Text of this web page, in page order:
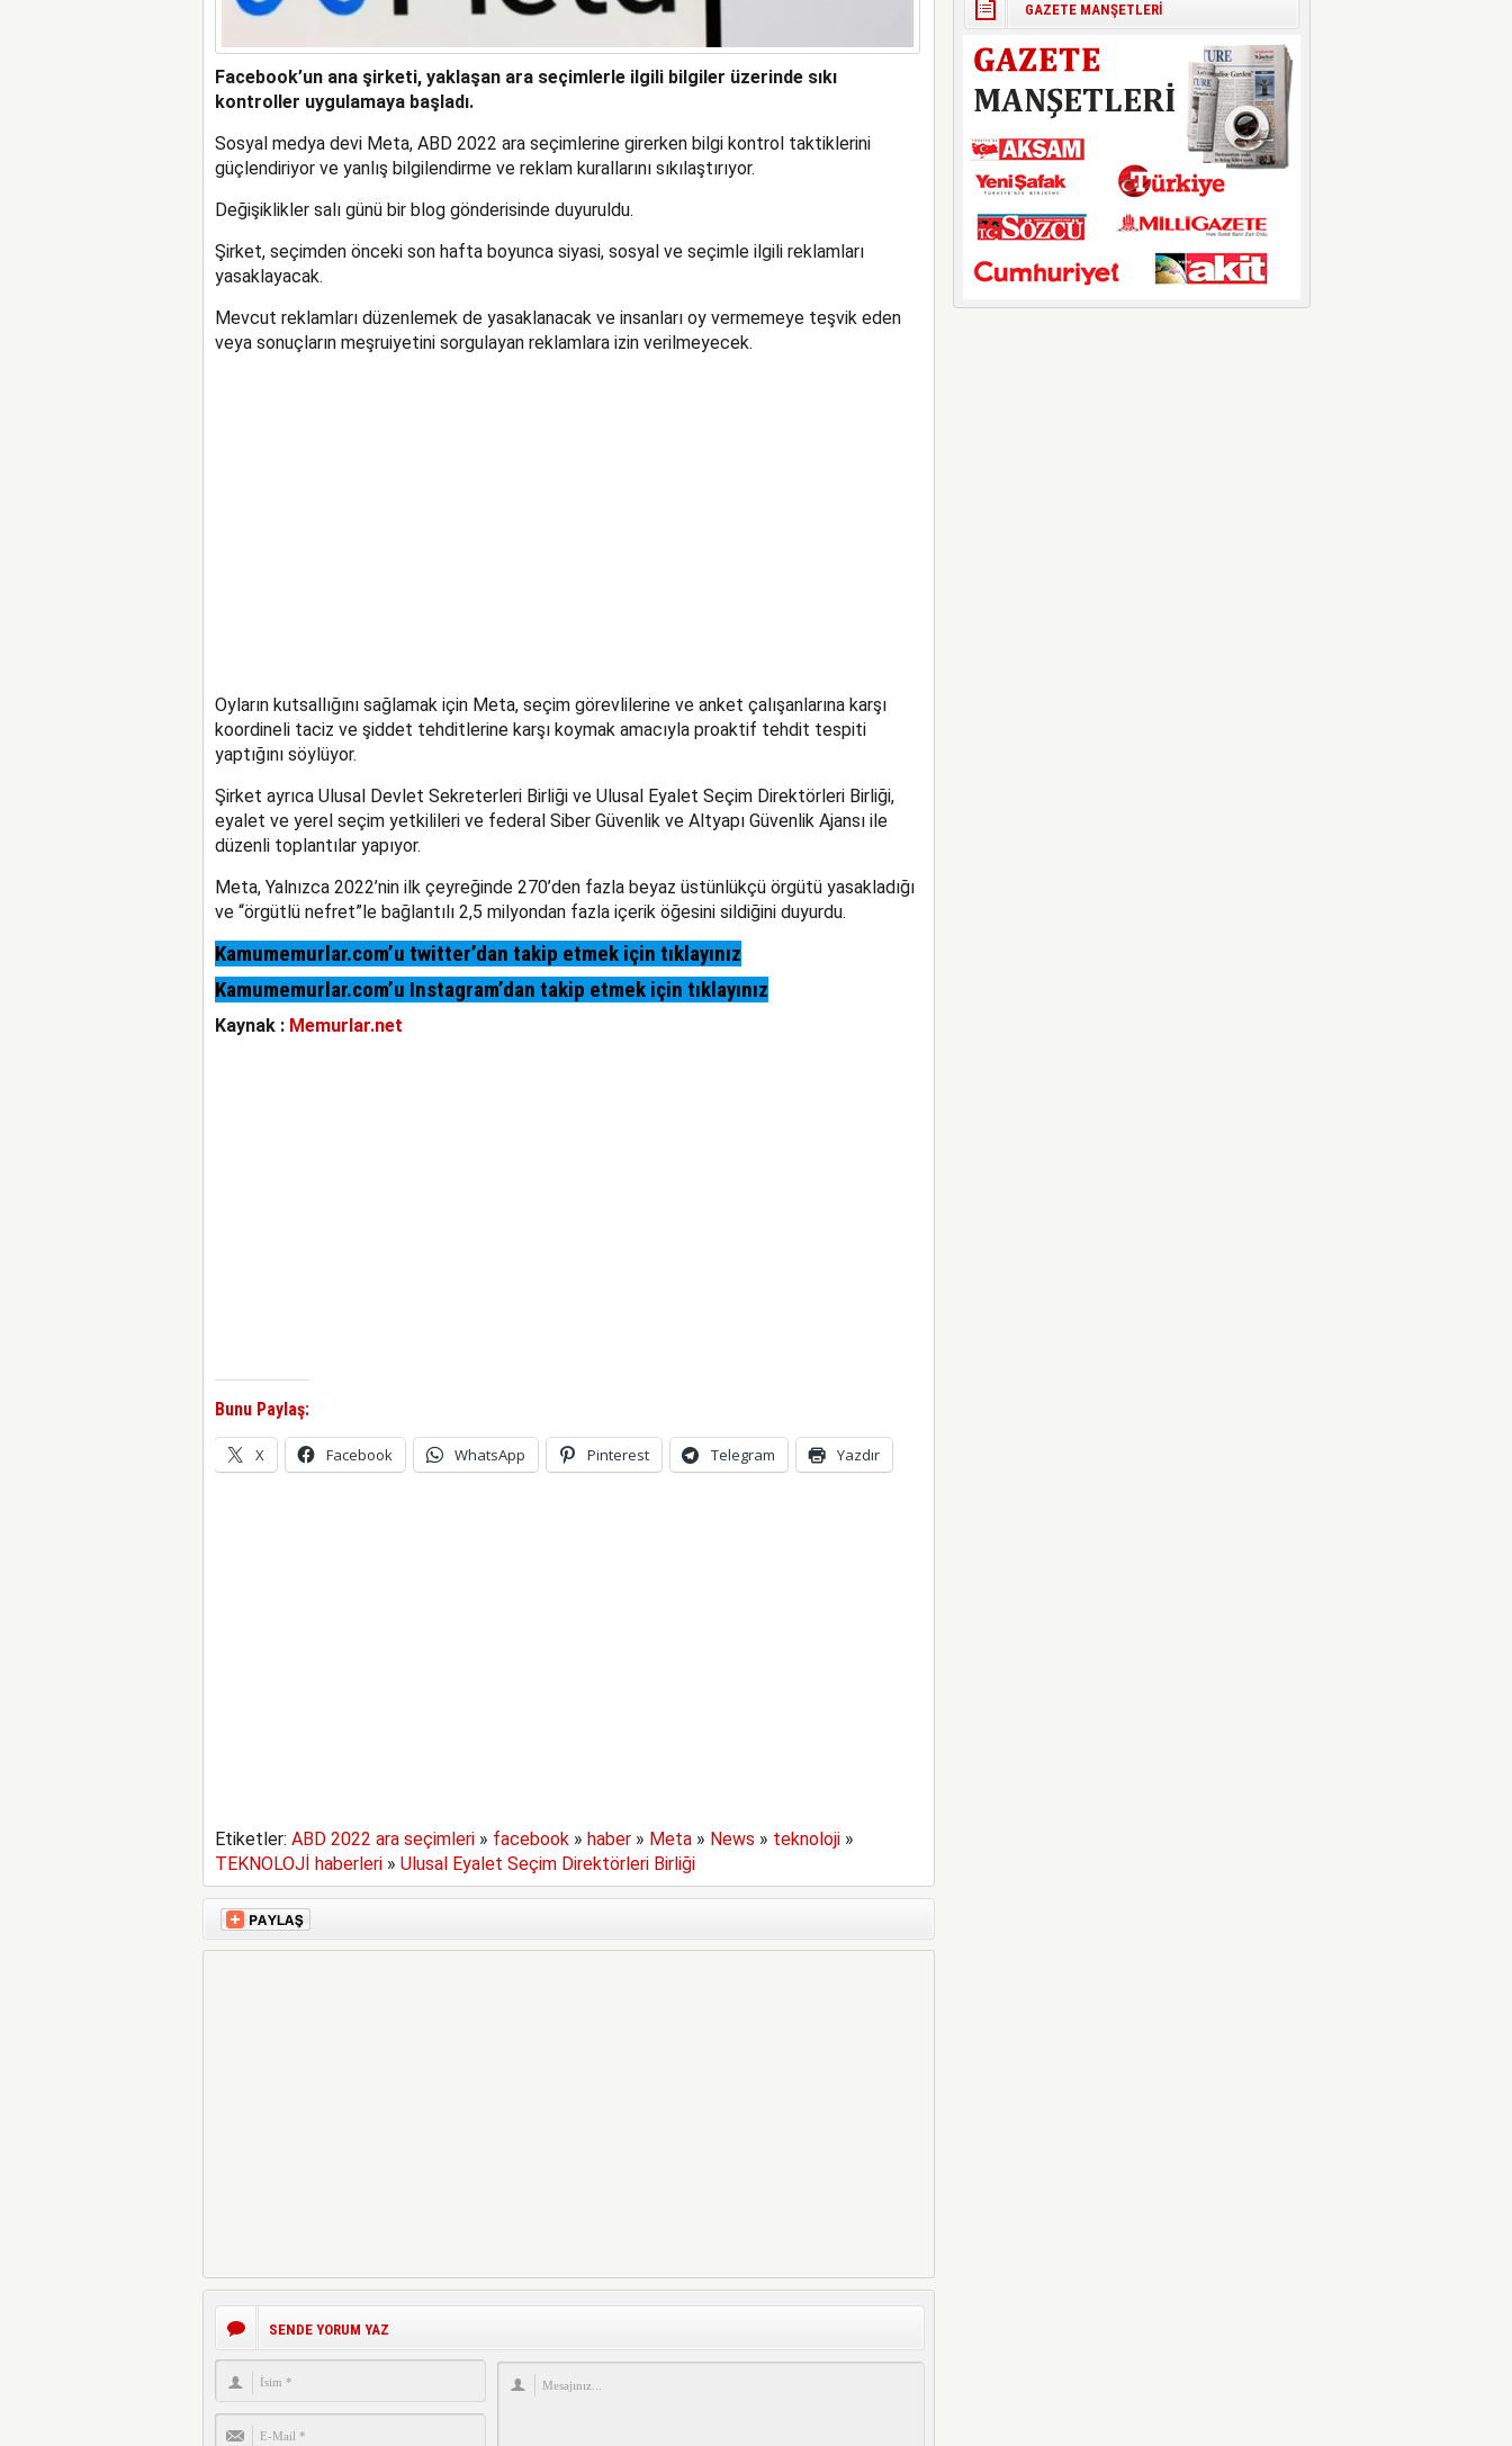
Facebook’un ana şirketi, yaklaşan ara seçimlerle ilgili bilgiler üzerinde sıkı
kontroller uygulamaya başladı.
Sosyal medya devi Meta, ABD 2022 ara seçimlerine girerken bilgi kontrol taktiklerini
güçlendiriyor ve yanlış bilgilendirme ve reklam kurallarını sıkılaştırıyor.
Değişiklikler salı günü bir blog gönderisinde duyuruldu.
Şirket, seçimden önceki son hafta boyunca siyasi, sosyal ve seçimle ilgili reklamları
yasaklayacak.
Mevcut reklamları düzenlemek de yasaklanacak ve insanları oy vermemeye teşvik eden
veya sonuçların meşruiyetini sorgulayan reklamlara izin verilmeyecek.
Oyların kutsallığını sağlamak için Meta, seçim görevlilerine ve anket çalışanlarına karşı
koordineli taciz ve şiddet tehditlerine karşı koymak amacıyla proaktif tehdit tespiti
yaptığını söylüyor.
Şirket ayrıca Ulusal Devlet Sekreterleri Birliği ve Ulusal Eyalet Seçim Direktörleri Birliği,
eyalet ve yerel seçim yetkilileri ve federal Siber Güvenlik ve Altyapı Güvenlik Ajansı ile
düzenli toplantılar yapıyor.
Meta, Yalnızca 2022’nin ilk çeyreğinde 270’den fazla beyaz üstünlükçü örgütü yasakladığı
ve “örgütlü nefret”le bağlantılı 2,5 milyondan fazla içerik öğesini sildiğini duyurdu.
Kamumemurlar.com’u twitter’dan takip etmek için tıklayınız
Kamumemurlar.com’u Instagram’dan takip etmek için tıklayınız
Kaynak : Memurlar.net
Bunu Paylaş:
X Facebook WhatsApp Pinterest Telegram Yazdır
Etiketler: ABD 2022 ara seçimleri» facebook » haber» Meta» News » teknoloji»
TEKNOLOJİ haberleri» Ulusal Eyalet Seçim Direktörleri Birliği
SENDE YORUM YAZ
Güvenlik Fakültesi'ne 2026 yıl...
E-Devlet Unutulan Para Sorgulaması
Başladı: Unuttuğunuz Paralar
Ortaya Çıkabilir, Mirasçıları da
İlgilendiriyor
Dijital ödeme alışkanlıklarının
yaygınlaşmasıyla birlikte elektr...
İşte Okullarda Öğrencilerin
Kıyafet/Formalarının Belirlenmesine
Dair Usul ve Esaslar
Genel Müdürlüğü 22.07.2026 ...
Motorine Gece Yarısı Büyük İndirim
ABD-İran arasında yeniden diplomasi
yürütüleceği sinyallerinin p...
GAZETE MANŞETLERİ